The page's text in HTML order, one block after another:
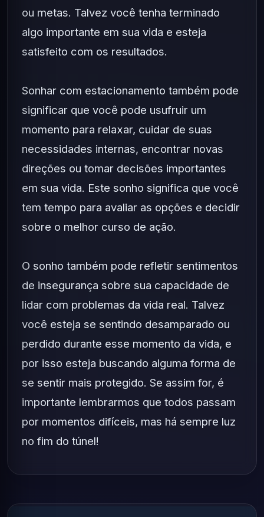
ou metas. Talvez você tenha terminado
algo importante em sua vida e esteja
satisfeito com os resultados.
Sonhar com estacionamento também pode
significar que você pode usufruir um
momento para relaxar, cuidar de suas
necessidades internas, encontrar novas
direções ou tomar decisões importantes
em sua vida. Este sonho significa que você
tem tempo para avaliar as opções e decidir
sobre o melhor curso de ação.
O sonho também pode refletir sentimentos
de insegurança sobre sua capacidade de
lidar com problemas da vida real. Talvez
você esteja se sentindo desamparado ou
perdido durante esse momento da vida, e
por isso esteja buscando alguma forma de
se sentir mais protegido. Se assim for, é
importante lembrarmos que todos passam
por momentos difíceis, mas há sempre luz
no fim do túnel!